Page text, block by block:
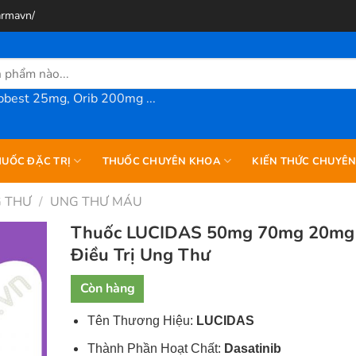
25mg, Orib 200mg ...
ĐẶC TRỊ THUỐC CHUYÊN KHOA KIẾN THỨC
THƯ / UNG THƯ MÁU
Thuốc LUCIDAS 50mg 70mg
Điều Trị Ung Thư
Còn hàng
Tên Thương Hiệu: LUCIDAS
Thành Phần Hoạt Chất: Dasatinib